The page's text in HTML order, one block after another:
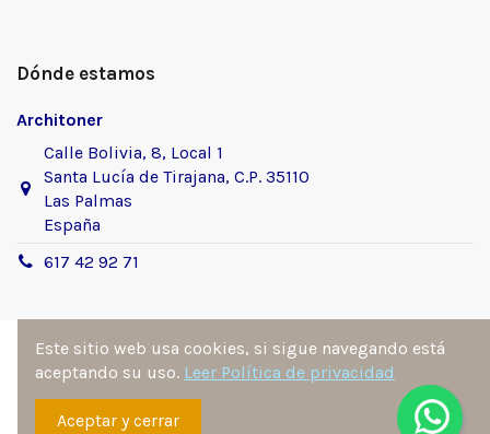
Dónde estamos
Architoner
Calle Bolivia, 8, Local 1
Santa Lucía de Tirajana, C.P. 35110
Las Palmas
España
617 42 92 71
Sitio desarrollado y diseñado por
Ángel Manuel
Fernández González . Todos los derechos reservados por
Este sitio web usa cookies, si sigue navegando está
aceptando su uso. Leer Política de privacidad
Aceptar y cerrar